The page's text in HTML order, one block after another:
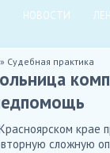
НОВОСТИ
» Судебная практика
крае
сложную